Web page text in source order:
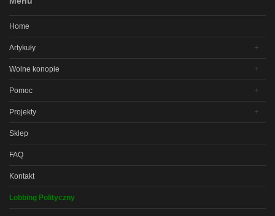
Home
Artykuły
Wolne konopie
Pomoc
Projekty
Sklep
FAQ
Kontakt
Lobbing Polityczny